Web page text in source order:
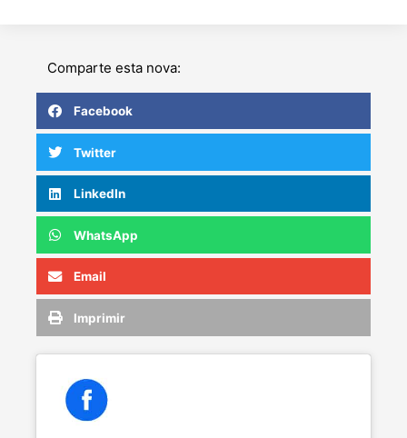
Comparte esta nova:
Facebook
Twitter
LinkedIn
WhatsApp
Email
Imprimir